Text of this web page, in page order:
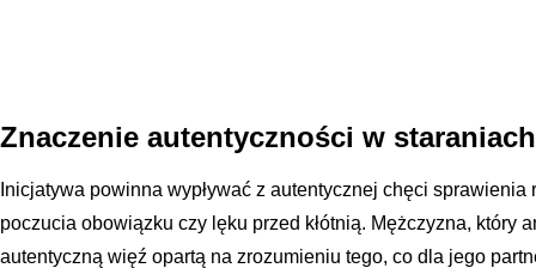
Znaczenie autentyczności w staraniach
Inicjatywa powinna wypływać z autentycznej chęci
poczucia obowiązku czy lęku przed kłótnią. Mężczyzna, który
autentyczną więź opartą na zrozumieniu tego, co dla jego